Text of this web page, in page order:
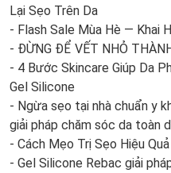
Lại Sẹo Trên Da
- Flash Sale Mùa Hè — Khai
- ĐỪNG ĐỂ VẾT NHỎ
- 4 Bước Skincare Giúp Da
Gel Silicone
- Ngừa sẹo tại nhà chuẩn y
giải pháp chăm sóc da toàn
- Cách Mẹo Trị Sẹo Hiệu
- Gel Silicone Rebac giải